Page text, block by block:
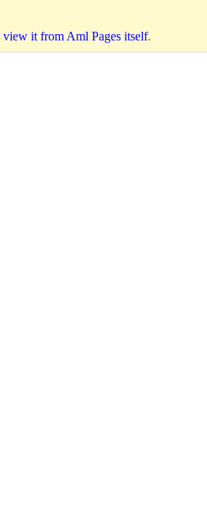
view it from Aml Pages itself.